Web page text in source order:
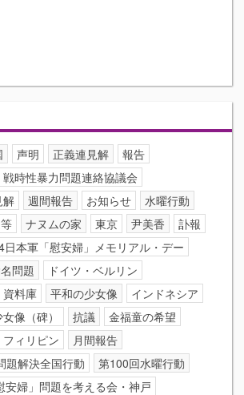
声明 正義連見解
報告
戦時性暴力問題連絡協議会
解 週間報告 お知らせ
水曜行動
ナヌムの家 東京 尹美香
訃報
日本軍「慰安婦」メモリアル・デー
問題
ドイツ・ベルリン
資料庫 平和の少女像
インドネシア
像（碑） 抗議
金福童の希望
フィリピン
月間報告
題解決全国行動
第100回水曜行動
安婦」問題を考える会・神戸